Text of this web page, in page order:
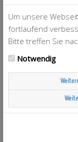
Vesper
Um unsere
fortlaufend
Bitte treffen Sie
Notwendig